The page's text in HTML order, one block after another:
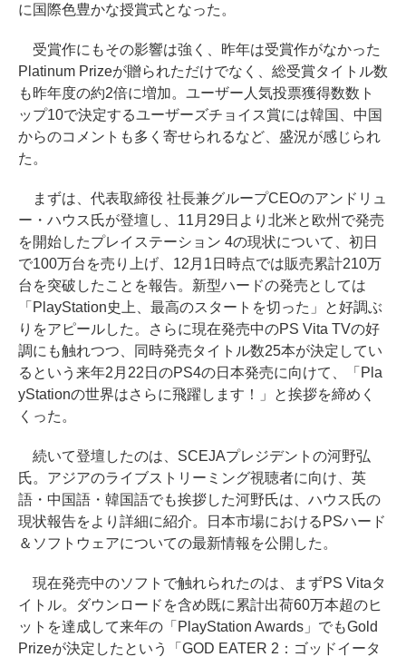
に国際色豊かな授賞式となった。
受賞作にもその影響は強く、昨年は受賞作がなかった
Platinum Prizeが贈られただけでなく、総受賞タイトル数
も昨年度の約2倍に増加。ユーザー人気投票獲得数数ト
ップ10で決定するユーザーズチョイス賞には韓国、中国
からのコメントも多く寄せられるなど、盛況が感じられ
た。
まずは、代表取締役 社長兼グループCEOのアンドリュ
ー・ハウス氏が登壇し、11月29日より北米と欧州で発売
を開始したプレイステーション 4の現状について、初日
で100万台を売り上げ、12月1日時点では販売累計210万
台を突破したことを報告。新型ハードの発売としては
「PlayStation史上、最高のスタートを切った」と好調ぶ
りをアピールした。さらに現在発売中のPS Vita TVの好
調にも触れつつ、同時発売タイトル数25本が決定してい
るという来年2月22日のPS4の日本発売に向けて、「Pla
yStationの世界はさらに飛躍します！」と挨拶を締めく
くった。
続いて登壇したのは、SCEJAプレジデントの河野弘
氏。アジアのライブストリーミング視聴者に向け、英
語・中国語・韓国語でも挨拶した河野氏は、ハウス氏の
現状報告をより詳細に紹介。日本市場におけるPSハード
＆ソフトウェアについての最新情報を公開した。
現在発売中のソフトで触れられたのは、まずPS Vitaタ
イトル。ダウンロードを含め既に累計出荷60万本超のヒ
ットを達成して来年の「PlayStation Awards」でもGold
Prizeが決定したという「GOD EATER 2：ゴッドイータ